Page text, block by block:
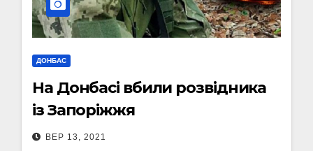
ДОНБАС
На Донбасі вбили розвідника
із Запоріжжя
ВЕР 13, 2021